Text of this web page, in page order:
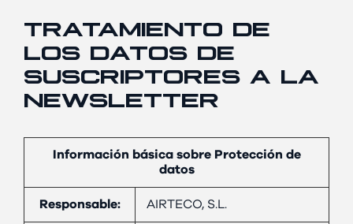
TRATAMIENTO DE
LOS DATOS DE
SUSCRIPTORES A LA
NEWSLETTER
Información básica sobre Protección de
datos
Responsable: AIRTECO, S.L.